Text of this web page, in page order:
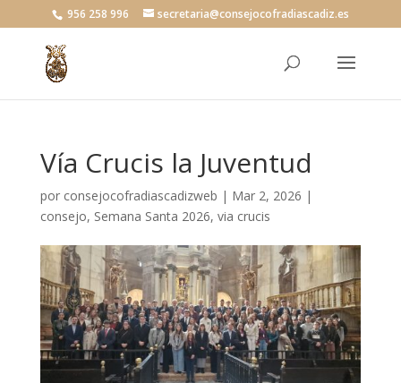
956 258 996 secretaria@consejocofradiascadiz.es
Vía Crucis la Juventud
por consejocofradiascadizweb | Mar 2, 2026 |
consejo, Semana Santa 2026, via crucis